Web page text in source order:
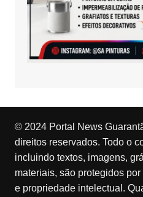
© 2024 Portal News
direitos reservados. Todo o
incluindo textos, imagens,
materiais, são protegidos
e propriedade intelectual.